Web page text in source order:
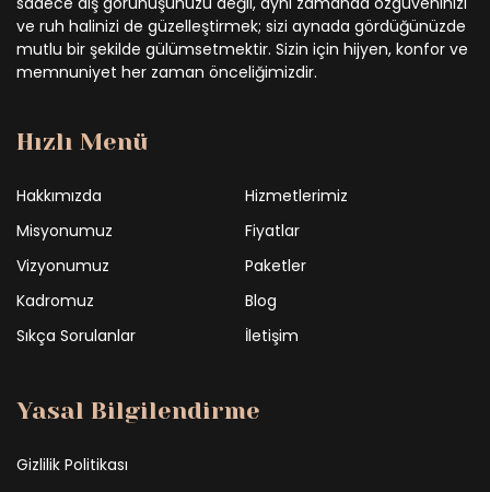
ve ruh halinizi de güzelleştirmek; sizi aynada gördüğünüzde
mutlu bir şekilde gülümsetmektir. Sizin için hijyen, konfor ve
memnuniyet her zaman önceliğimizdir.
Hızlı Menü
Hakkımızda
Hizmetlerimiz
Misyonumuz
Fiyatlar
Vizyonumuz
Paketler
Kadromuz
Blog
Sıkça Sorulanlar
İletişim
Yasal Bilgilendirme
Gizlilik Politikası